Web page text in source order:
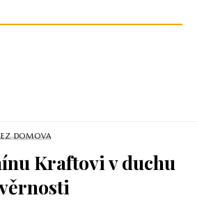
Z DOMOVA
Kraftovi v duchu